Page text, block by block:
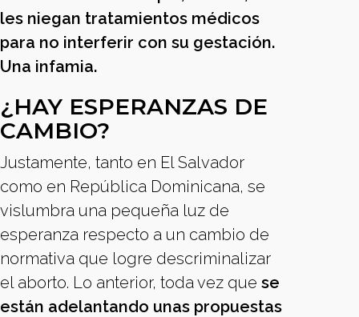
les niegan tratamientos médicos
para no interferir con su gestación.
Una infamia.
¿HAY ESPERANZAS DE
CAMBIO?
Justamente, tanto en El Salvador
como en República Dominicana, se
vislumbra una pequeña luz de
esperanza respecto a un cambio de
normativa que logre descriminalizar
el aborto. Lo anterior, toda vez que se
están adelantando unas propuestas